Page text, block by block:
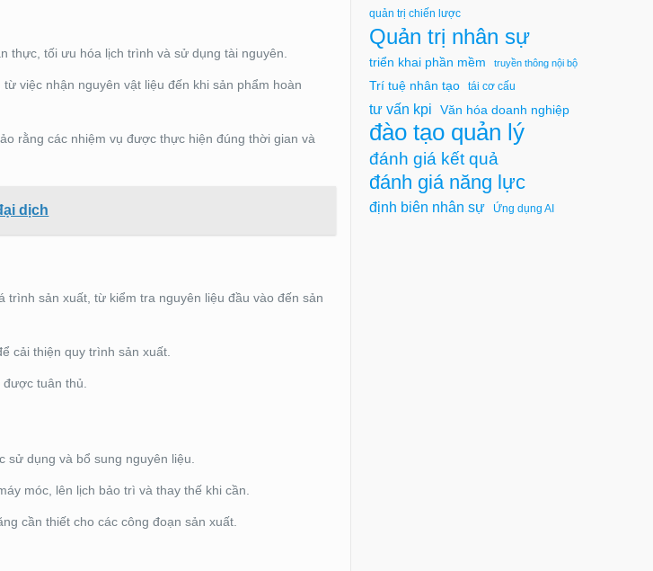
thực, tối ưu hóa lịch trình và sử dụng tài nguyên.
việc nhận nguyên vật liệu đến khi sản phẩm hoàn
rằng các nhiệm vụ được thực hiện đúng thời gian và
dịch
sản xuất, từ kiểm tra nguyên liệu đầu vào đến sản
cải thiện quy trình sản xuất.
tuân thủ.
sử dụng và bổ sung nguyên liệu.
móc, lên lịch bảo trì và thay thế khi cần.
cần thiết cho các công đoạn sản xuất.
quản trị chiến lược
Quản trị nhân sự
triển khai phần mềm truyền thông nội bộ
Trí tuệ nhân tạo tái cơ cấu
tư vấn kpi Văn hóa doanh nghiệp
đào tạo quản lý
đánh giá kết quả
đánh giá năng lực
định biên nhân sự Ứng dụng AI